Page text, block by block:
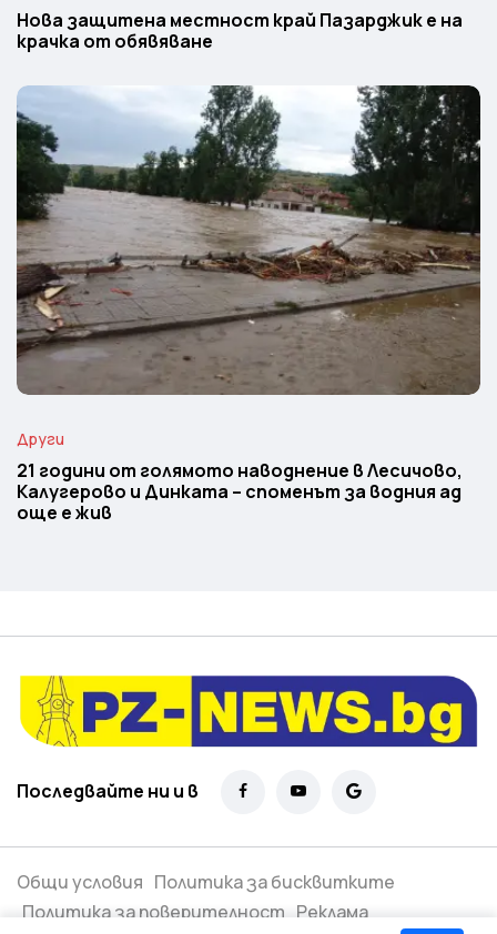
Нова защитена местност край Пазарджик е на
крачка от обявяване
Други
21 години от голямото наводнение в Лесичово,
Калугерово и Динката – споменът за водния ад
още е жив
Последвайте ни и в
Общи условия Политика за бисквитките
Политика за поверителност Реклама